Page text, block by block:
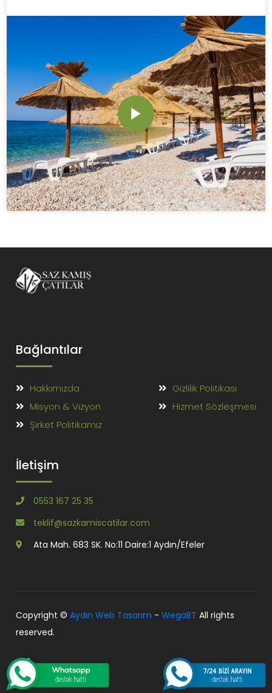
Bağlantılar
Hakkımızda
Misyon & Vizyon
Şirket Politikamız
Gizlilik Politikası
Hizmet Sözleşmesi
İletişim
0553 167 25 35
teklif@sazkamiscatilar.com
Ata Mah. 683 SK. No:11 Daire:1 Aydın/Efeler
Copyright ©Aydın Web Tasarım -WegaBT All rights
reserved.